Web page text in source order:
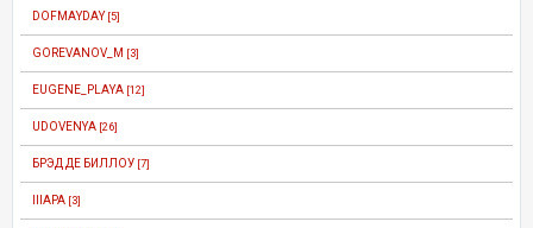
DOFMAYDAY [5]
GOREVANOV_M [3]
EUGENE_PLAYA [12]
UDOVENYA [26]
БРЭД ДЕ БИЛЛОУ [7]
IIIAPA [3]